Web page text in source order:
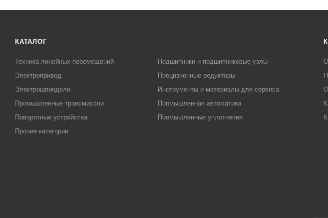
КАТАЛОГ
Техника линейных перемещений
Подшипники и подшипниковые узлы
Электропривод
Прецизионные редукторы
Электрошпиндели
Инструменты и материалы для сервиса
Промышленные трансмиссии
Промышленная автоматика
Поворотные устройства
Промышленные уплотнения
Прочие категории